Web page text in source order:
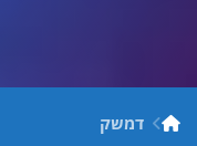
דמשק